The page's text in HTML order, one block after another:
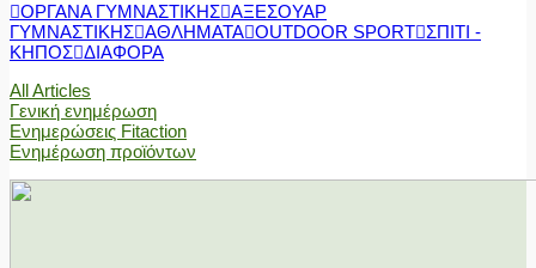
ΟΡΓΑΝΑ ΓΥΜΝΑΣΤΙΚΗΣ ΑΞΕΣΟΥΑΡ
ΓΥΜΝΑΣΤΙΚΗΣ ΑΘΛΗΜΑΤΑ OUTDOOR SPORT ΣΠΙΤΙ -
ΚΗΠΟΣ ΔΙΑΦΟΡΑ
All Articles
Γενική ενημέρωση
Ενημερώσεις Fitaction
Ενημέρωση προϊόντων